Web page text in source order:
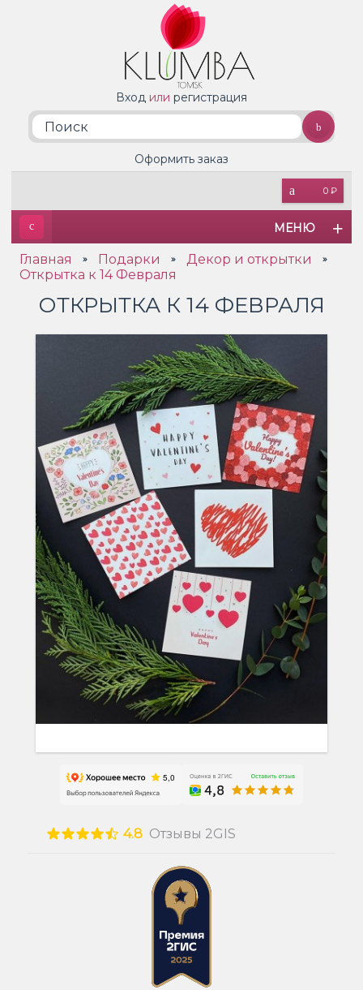
Вход или регистрация
0 ₽
Оформить заказ
МЕНЮ
Главная » Подарки » Декор и открытки »
Открытка к 14 Февраля
ОТКРЫТКА К 14 ФЕВРАЛЯ
4.8 Отзывы 2GIS